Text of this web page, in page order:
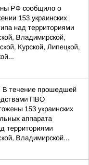
РФ сообщило о
153 украинских
над территориями
Владимирской,
Курской, Липецкой,
В течение прошедшей
ПВО
153 украинских
аппарата
территориями
Владимирской...